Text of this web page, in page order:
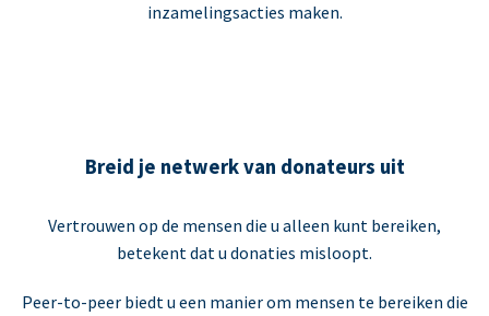
inzamelingsacties maken.
Breid je netwerk van donateurs uit
Vertrouwen op de mensen die u alleen kunt bereiken,
betekent dat u donaties misloopt.
Peer-to-peer biedt u een manier om mensen te bereiken die